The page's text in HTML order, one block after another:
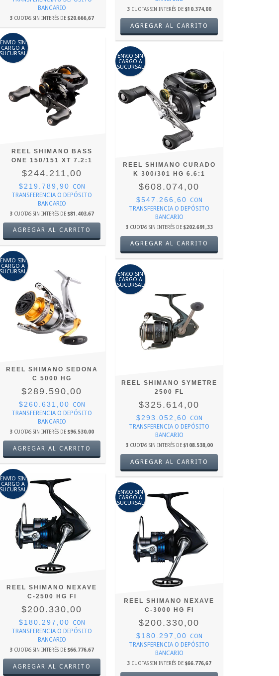
BANCARIO
3 CUOTAS SIN INTERÉS DE$20.666,67
3 CUOTAS SIN INTERÉS DE$10.374,00
ENVIO SIN
CARGO A
SUCURSAL
REEL SHIMANO BASS
ONE 150/151 XT 7.2:1
$244.211,00
$219.789,90
CON
TRANSFERENCIA O DEPÓSITO
BANCARIO
3 CUOTAS SIN INTERÉS DE$81.403,67
AGREGAR AL CARRITO
ENVIO SIN
CARGO A
SUCURSAL
REEL SHIMANO CURADO
K 300/301 HG 6.6:1
$608.074,00
$547.266,60
CON
TRANSFERENCIA O DEPÓSITO
BANCARIO
3 CUOTAS SIN INTERÉS DE$202.691,33
AGREGAR AL CARRITO
ENVIO SIN
CARGO A
SUCURSAL
REEL SHIMANO SEDONA
C 5000 HG
$289.590,00
$260.631,00
CON
TRANSFERENCIA O DEPÓSITO
BANCARIO
3 CUOTAS SIN INTERÉS DE$96.530,00
ENVIO SIN
CARGO A
SUCURSAL
REEL SHIMANO SYMETRE
2500 FL
$325.614,00
$293.052,60
CON
TRANSFERENCIA O DEPÓSITO
BANCARIO
3 CUOTAS SIN INTERÉS DE$108.538,00
ENVIO SIN
CARGO A
SUCURSAL
REEL SHIMANO NEXAVE
C-2500 HG FI
$200.330,00
$180.297,00
CON
TRANSFERENCIA O DEPÓSITO
BANCARIO
3 CUOTAS SIN INTERÉS DE$66.776,67
ENVIO SIN
CARGO A
SUCURSAL
REEL SHIMANO NEXAVE
C-3000 HG FI
$200.330,00
$180.297,00
CON
TRANSFERENCIA O DEPÓSITO
BANCARIO
3 CUOTAS SIN INTERÉS DE$66.776,67